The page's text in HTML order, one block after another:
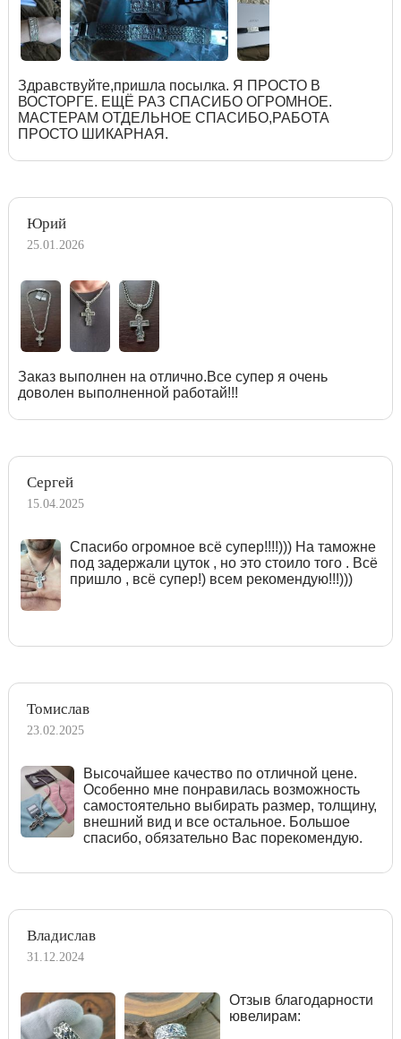
Здравствуйте,пришла посылка. Я ПРОСТО В
ВОСТОРГЕ. ЕЩЁ РАЗ СПАСИБО ОГРОМНОЕ.
МАСТЕРАМ ОТДЕЛЬНОЕ СПАСИБО,РАБОТА
ПРОСТО ШИКАРНАЯ.
Юрий
25.01.2026
Заказ выполнен на отлично.Все супер я очень
доволен выполненной работай!!!
Сергей
15.04.2025
Спасибо огромное всё супер!!!!))) На таможне
под задержали цуток , но это стоило того . Всё
пришло , всё супер!) всем рекомендую!!!)))
Томислав
23.02.2025
Высочайшее качество по отличной цене.
Особенно мне понравилась возможность
самостоятельно выбирать размер, толщину,
внешний вид и все остальное. Большое
спасибо, обязательно Вас порекомендую.
Владислав
31.12.2024
Отзыв благодарности
ювелирам: